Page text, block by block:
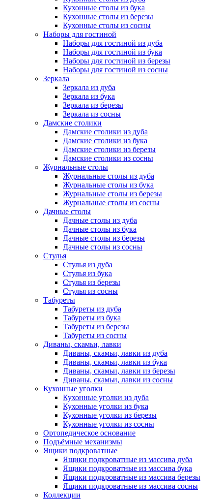
Кухонные столы из бука
Кухонные столы из березы
Кухонные столы из сосны
Наборы для гостиной
Наборы для гостиной из дуба
Наборы для гостиной из бука
Наборы для гостиной из березы
Наборы для гостиной из сосны
Зеркала
Зеркала из дуба
Зеркала из бука
Зеркала из березы
Зеркала из сосны
Дамские столики
Дамские столики из дуба
Дамские столики из бука
Дамские столики из березы
Дамские столики из сосны
Журнальные столы
Журнальные столы из дуба
Журнальные столы из бука
Журнальные столы из березы
Журнальные столы из сосны
Дачные столы
Дачные столы из дуба
Дачные столы из бука
Дачные столы из березы
Дачные столы из сосны
Стулья
Стулья из дуба
Стулья из бука
Стулья из березы
Стулья из сосны
Табуреты
Табуреты из дуба
Табуреты из бука
Табуреты из березы
Табуреты из сосны
Диваны, скамьи, лавки
Диваны, скамьи, лавки из дуба
Диваны, скамьи, лавки из бука
Диваны, скамьи, лавки из березы
Диваны, скамьи, лавки из сосны
Кухонные уголки
Кухонные уголки из дуба
Кухонные уголки из бука
Кухонные уголки из березы
Кухонные уголки из сосны
Ортопедическое основание
Подъёмные механизмы
Ящики подкроватные
Ящики подкроватные из массива дуба
Ящики подкроватные из массива бука
Ящики подкроватные из массива березы
Ящики подкроватные из массива сосны
Коллекции